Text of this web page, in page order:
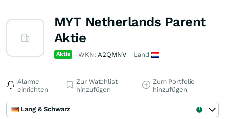
MYT Netherlands Parent
Aktie
Aktie WKN:A2QMNV Land
Alarme
einrichten
Zur Watchlist
hinzufügen
Zum Portfolio
hinzufügen
Lang & Schwarz